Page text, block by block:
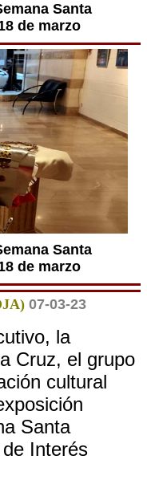
Santa
de marzo
Santa
de marzo
07-03-23
la
Cruz, el grupo
cultural
Santa
Interés